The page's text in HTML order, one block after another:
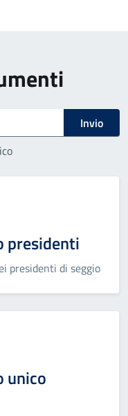
Invio
presidenti
presidenti di seggio
unico